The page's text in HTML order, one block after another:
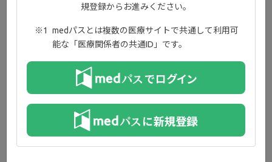
規登録からお進みください。
medパスとは複数の医療サイトで共通して利用可
能な「医療関係者の共通ID」です。